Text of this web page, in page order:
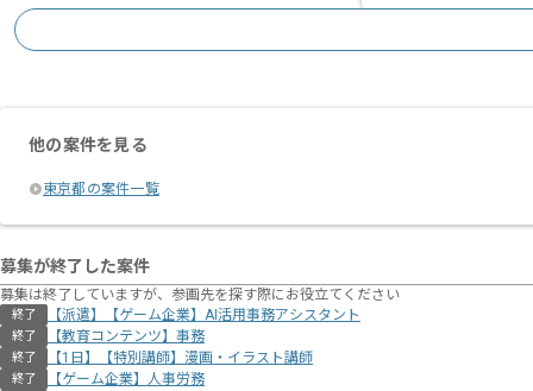
他の案件を見る
東京都の案件一覧
募集が終了した案件
募集は終了していますが、参画先を探す際にお役立てください
終了 【派遣】【ゲーム企業】AI活用事務アシスタント
終了 【教育コンテンツ】事務
終了 【1日】【特別講師】漫画・イラスト講師
終了 【ゲーム企業】人事労務